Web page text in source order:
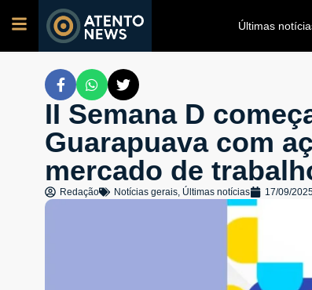
Últimas
II Semana D
Guarapuava com
mercado de
Redação Notícias gerais, Últimas notícias 17/09/